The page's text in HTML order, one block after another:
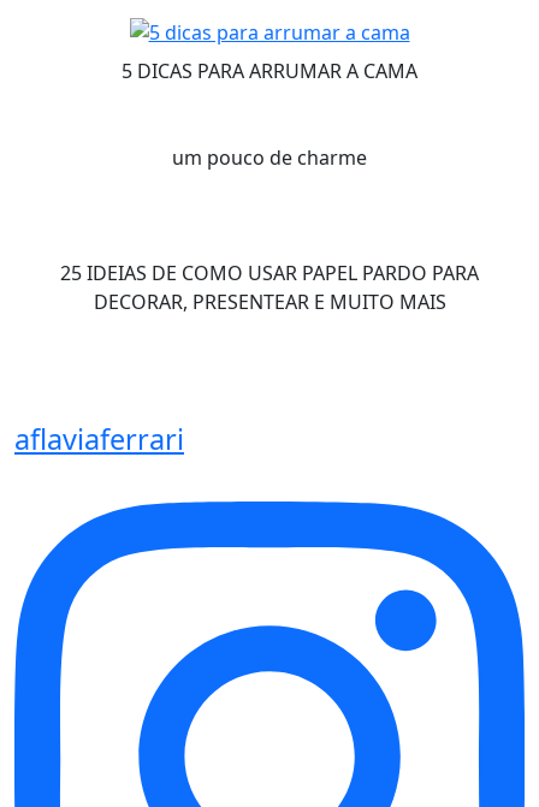
5 DICAS PARA ARRUMAR A CAMA
um pouco de charme
25 IDEIAS DE COMO USAR PAPEL PARDO PARA
DECORAR, PRESENTEAR E MUITO MAIS
aflaviaferrari